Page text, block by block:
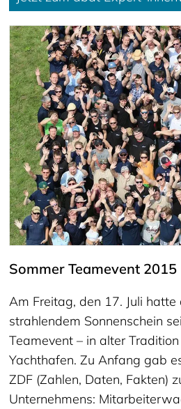
Sommer Teamevent 2015
Am Freitag, den 17. Juli
strahlendem Sonnenschein
Teamevent – in alter
Yachthafen. Zu Anfang gab
ZDF (Zahlen, Daten, Fakten)
Unternehmens: